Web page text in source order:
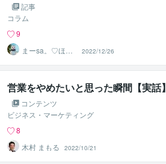
記事
コラム
9
まーsa。♡ほの
ぼのブログ毎日
配信♡
2022/12/26
営業をやめたいと思った瞬間【実話】
コンテンツ
ビジネス・マーケティング
8
木村 まもる
2022/10/21